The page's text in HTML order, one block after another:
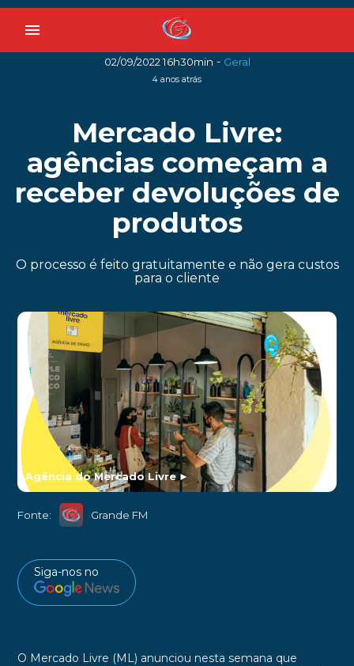
menu
02/09/2022 16h30min - Geral
4 anos atrás
Mercado Livre:
agências começam a
receber devoluções de
produtos
O processo é feito gratuitamente e não gera custos
para o cliente
Agência do Mercado Livre►
Fonte: Grande FM
Siga-nos no
O Mercado Livre (ML) anunciou nesta semana que